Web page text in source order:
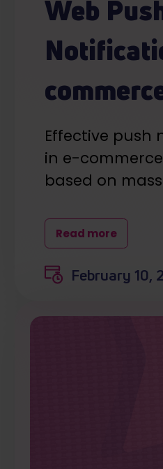
Web
Effective push
in e-
based on
Read more
February 10,